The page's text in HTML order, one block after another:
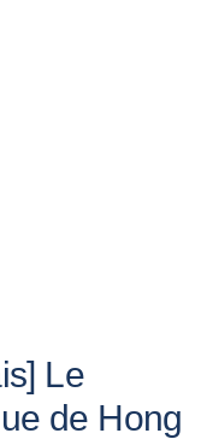
Le
de Hong